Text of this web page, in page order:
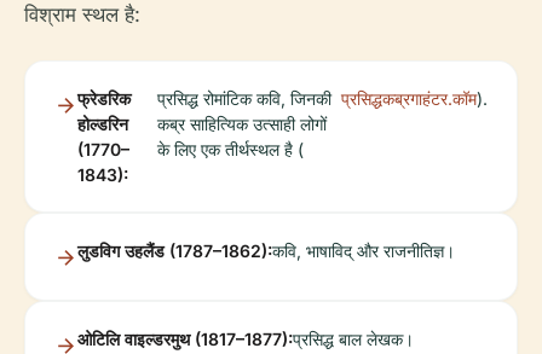
विश्राम स्थल है:
फ्रेडरिक
होल्डरिन
(1770–
1843):
प्रसिद्ध रोमांटिक कवि, जिनकी
कब्र साहित्यिक उत्साही लोगों
के लिए एक तीर्थस्थल है (
प्रसिद्धकब्रगाहंटर.कॉम).
लुडविग उहलैंड (1787–1862):कवि, भाषाविद् और राजनीतिज्ञ।
ओटिलि वाइल्डरमुथ (1817–1877):प्रसिद्ध बाल लेखक।